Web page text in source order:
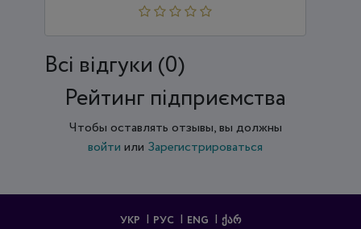
Всi відгуки (0)
Рейтинг підприємства
Чтобы оставлять отзывы, вы должны
войти или Зарегистрироваться
УКР РУС ENG ᲥᲐᲠ